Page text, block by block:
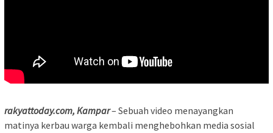
rakyattoday.com, Kampar– Sebuah video menayangkan
matinya kerbau warga kembali menghebohkan media sosial